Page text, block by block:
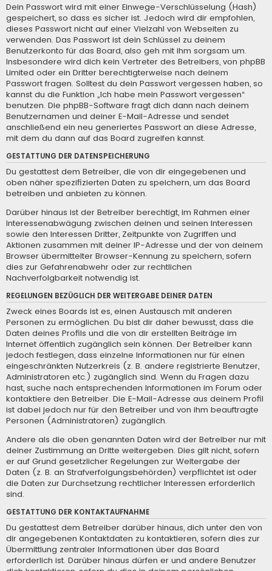
Dein Passwort wird mit einer Einwege-Verschlüsselung (Hash)
gespeichert, so dass es sicher ist. Jedoch wird dir empfohlen,
dieses Passwort nicht auf einer Vielzahl von Webseiten zu
verwenden. Das Passwort ist dein Schlüssel zu deinem
Benutzerkonto für das Board, also geh mit ihm sorgsam um.
Insbesondere wird dich kein Vertreter des Betreibers, von phpBB
Limited oder ein Dritter berechtigterweise nach deinem
Passwort fragen. Solltest du dein Passwort vergessen haben, so
kannst du die Funktion „Ich habe mein Passwort vergessen“
benutzen. Die phpBB-Software fragt dich dann nach deinem
Benutzernamen und deiner E-Mail-Adresse und sendet
anschließend ein neu generiertes Passwort an diese Adresse,
mit dem du dann auf das Board zugreifen kannst.
GESTATTUNG DER DATENSPEICHERUNG
Du gestattest dem Betreiber, die von dir eingegebenen und
oben näher spezifizierten Daten zu speichern, um das Board
betreiben und anbieten zu können.
Darüber hinaus ist der Betreiber berechtigt, im Rahmen einer
Interessenabwägung zwischen deinen und seinen Interessen
sowie den Interessen Dritter, Zeitpunkte von Zugriffen und
Aktionen zusammen mit deiner IP-Adresse und der von deinem
Browser übermittelter Browser-Kennung zu speichern, sofern
dies zur Gefahrenabwehr oder zur rechtlichen
Nachverfolgbarkeit notwendig ist.
REGELUNGEN BEZÜGLICH DER WEITERGABE DEINER DATEN
Zweck eines Boards ist es, einen Austausch mit anderen
Personen zu ermöglichen. Du bist dir daher bewusst, dass die
Daten deines Profils und die von dir erstellten Beiträge im
Internet öffentlich zugänglich sein können. Der Betreiber kann
jedoch festlegen, dass einzelne Informationen nur für einen
eingeschränkten Nutzerkreis (z. B. andere registrierte Benutzer,
Administratoren etc.) zugänglich sind. Wenn du Fragen dazu
hast, suche nach entsprechenden Informationen im Forum oder
kontaktiere den Betreiber. Die E-Mail-Adresse aus deinem Profil
ist dabei jedoch nur für den Betreiber und von ihm beauftragte
Personen (Administratoren) zugänglich.
Andere als die oben genannten Daten wird der Betreiber nur mit
deiner Zustimmung an Dritte weitergeben. Dies gilt nicht, sofern
er auf Grund gesetzlicher Regelungen zur Weitergabe der
Daten (z. B. an Strafverfolgungsbehörden) verpflichtet ist oder
die Daten zur Durchsetzung rechtlicher Interessen erforderlich
sind.
GESTATTUNG DER KONTAKTAUFNAHME
Du gestattest dem Betreiber darüber hinaus, dich unter den von
dir angegebenen Kontaktdaten zu kontaktieren, sofern dies zur
Übermittlung zentraler Informationen über das Board
erforderlich ist. Darüber hinaus dürfen er und andere Benutzer